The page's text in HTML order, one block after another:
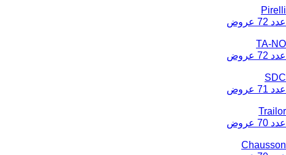
Pirelli
عدد 72 عروض
TA-NO
عدد 72 عروض
SDC
عدد 71 عروض
Trailor
عدد 70 عروض
Chausson